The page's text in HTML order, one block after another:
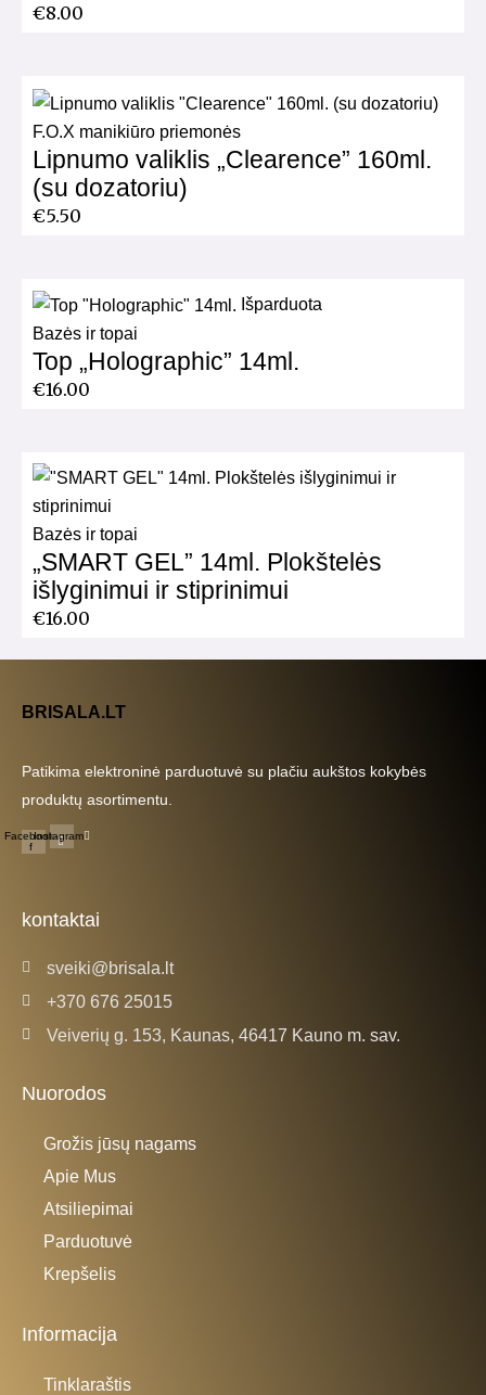
€8.00
F.O.X manikiūro priemonės
Lipnumo valiklis „Clearence” 160ml.
(su dozatoriu)
€5.50
Išparduota
Bazės ir topai
Top „Holographic” 14ml.
€16.00
Bazės ir topai
„SMART GEL” 14ml. Plokštelės
išlyginimui ir stiprinimui
€16.00
BRISALA.LT
Patikima elektroninė parduotuvė su plačiu aukštos kokybės
produktų asortimentu.
Facebook-
f
Instagram
kontaktai
sveiki@brisala.lt
+370 676 25015
Veiverių g. 153, Kaunas, 46417 Kauno m. sav.
Nuorodos
Grožis jūsų nagams
Apie Mus
Atsiliepimai
Parduotuvė
Krepšelis
Informacija
Tinklaraštis